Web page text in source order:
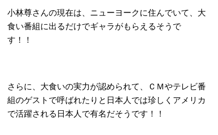
小林尊さんの現在は、ニューヨークに住んでいて、大
食い番組に出るだけでギャラがもらえるそうで
す！！
さらに、大食いの実力が認められて、ＣＭやテレビ番
組のゲストで呼ばれたりと日本人では珍しくアメリカ
で活躍される日本人で有名だそうです！！